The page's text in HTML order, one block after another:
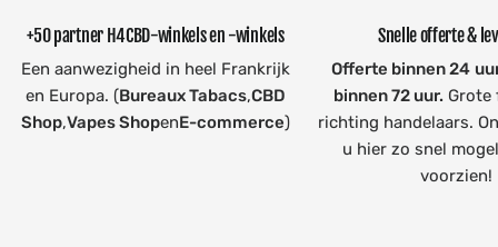
+50 partner H4CBD-winkels en -winkels
Een aanwezigheid in heel Frankrijk
en Europa. (Bureaux Tabacs,CBD
Shop,Vapes ShopenE-commerce)
Snelle offerte &
Offerte binnen 24
binnen 72 uur.
richting handelaars.
u hier zo snel
voorzien!